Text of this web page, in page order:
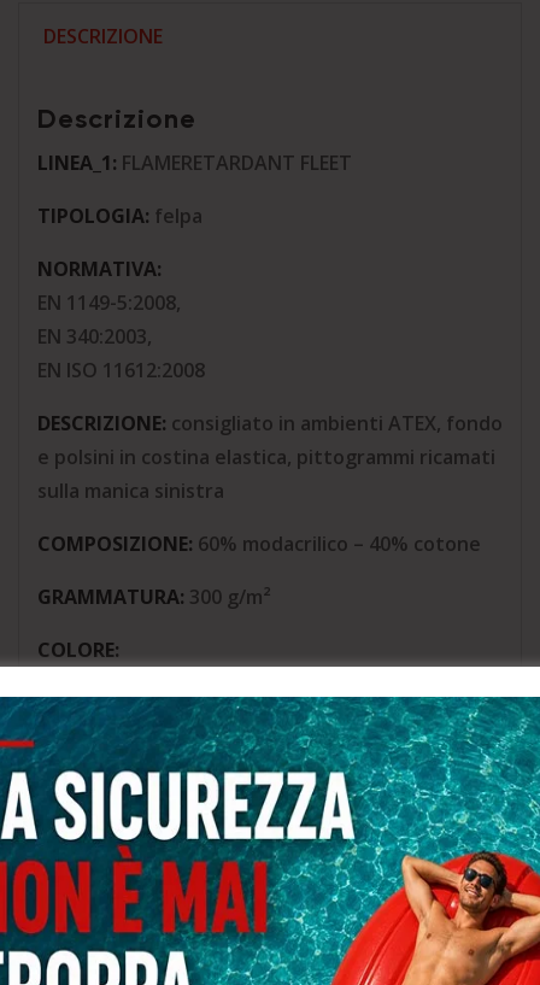
DESCRIZIONE
Descrizione
LINEA_1: FLAMERETARDANT FLEET
TIPOLOGIA: felpa
NORMATIVA:
EN 1149-5:2008,
EN 340:2003,
EN ISO 11612:2008
DESCRIZIONE: consigliato in ambienti ATEX, fondo
e polsini in costina elastica, pittogrammi ricamati
sulla manica sinistra
COMPOSIZIONE: 60% modacrilico – 40% cotone
GRAMMATURA: 300 g/m²
COLORE:
AREA D’USO:
aeroporti, ambienti ATEX,
antifiamma, industria, industria metallurgica e
siderurgica, piattaforme petrolifere off-shore
GENERE:UOMO
PERFORMANCE E PLUS:NON RILEVABILE DAI
METAL DETECTOR